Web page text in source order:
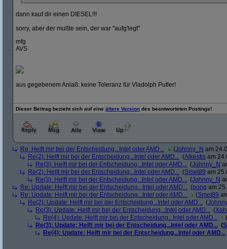
dann kauf dir einen DIESEL!!!
sorry, aber der mußte sein, der war "aufg'legt"
mfg
AVS
aus gegebenem Anlaß: keine Toleranz für Vladolph Putler!
Dieser Beitrag bezieht sich auf eine ältere Version des beantworteten Postings!
Re: Helft mir bei der Entscheidung...Intel oder AMD... (Johnny_N am
Re(2): Helft mir bei der Entscheidung...Intel oder AMD... (Alkestis am
Re(3): Helft mir bei der Entscheidung...Intel oder AMD... (Johnny_N
Re(2): Helft mir bei der Entscheidung...Intel oder AMD... (Smet89 am
Re(3): Helft mir bei der Entscheidung...Intel oder AMD... (Johnny_N
Re: Update: Helft mir bei der Entscheidung...Intel oder AMD... (pong am
Re: Update: Helft mir bei der Entscheidung...Intel oder AMD...
(Smet89
Re(2): Update: Helft mir bei der Entscheidung...Intel oder AMD... (
Re(3): Update: Helft mir bei der Entscheidung...Intel oder AMD... (
Re(4): Update: Helft mir bei der Entscheidung...Intel oder AMD...
(
Re(3): Update: Helft mir bei der Entscheidung...Intel oder AMD... (
Re(4): Update: Helft mir bei der Entscheidung...Intel oder AMD...